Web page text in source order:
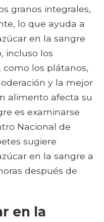
granos integrales,
lo que ayuda a
en la sangre
incluso los
los plátanos,
y la mejor
alimento afecta su
es examinarse
Nacional de
sugiere
en la sangre a
después de
en la